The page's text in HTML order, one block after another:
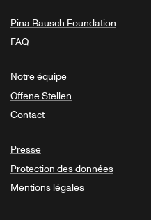
Pina Bausch Foundation
FAQ
Notre équipe
Offene Stellen
Contact
Presse
Protection des données
Mentions légales